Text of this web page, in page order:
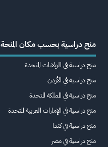
منح دراسية بحسب مكان المنحة
منح دراسية في الولايات المتحدة
منح دراسية في الأردن
منح دراسية في المملكة المتحدة
منح دراسية في الإمارات العربية المتحدة
منح دراسية في كندا
منح دراسية في مصر